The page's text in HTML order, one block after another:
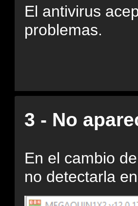
El antivirus
problemas.
3 - No
En el cambio
no detectarla